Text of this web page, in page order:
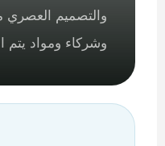
والتصميم العصري
وشركاء ومواد يتم